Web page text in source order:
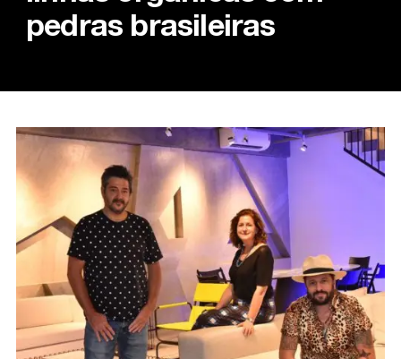
pedras brasileiras